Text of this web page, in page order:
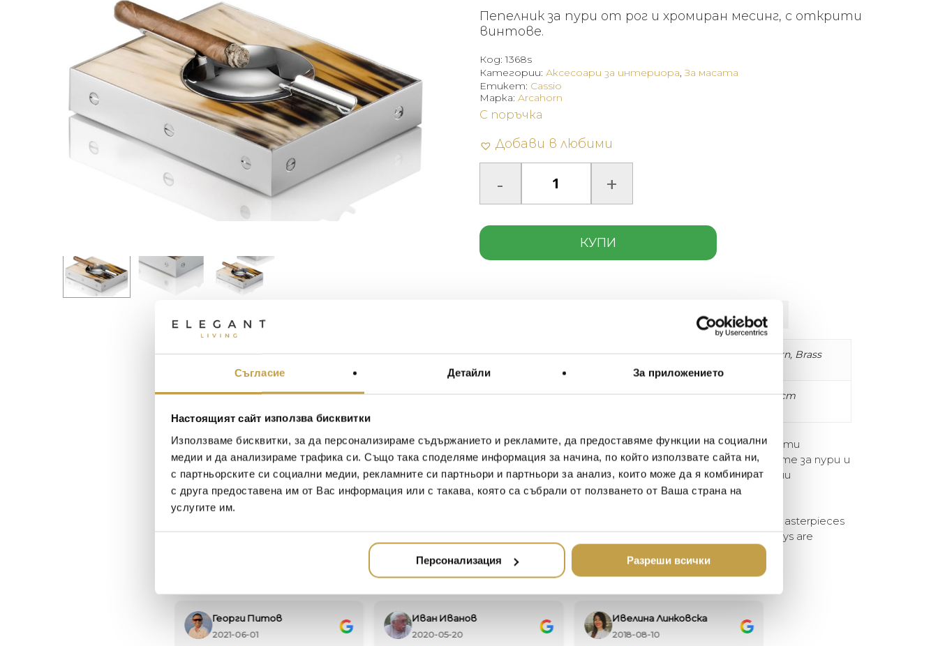
Съгласие Детайли За приложението
Настоящият сайт използва бисквитки
Използваме бисквитки, за да персонализираме съдържанието и рекламите, да предоставяме функции на социални
медии и да анализираме трафика си. Също така споделяме информация за начина, по който използвате сайта ни,
с партньорските си социални медии, рекламните си партньори и партньори за анализ, които може да я комбинират
с друга предоставена им от Вас информация или с такава, която са събрали от ползването от Ваша страна на
услугите им.
Персонализация Разреши всички
Пепелник за пури от рог и хромиран месинг, с открити
винтове.
Код:1368s
Категории: Аксесоари за интериора,За масата
Етикет: Cassio
С поръчка
Добави в любими
КУПИ
Марка: Arcahorn
Допълнителна информация
Материал / Material Рог, месинг / Horn, Brass
Размери / Dimensions 20 x 16 x H3 cm
Пепелник за пури от рог и хромиран месинг, с открити
винтове. Шедьоври с безупречен дизайн, пепелниците за пури и
цигари Cassio са ръчно изработени от рог от опитни
майстори.
Ash tray in horn and chromed brass with exposed screws. Masterpieces
of impeccable design, the Cassio cigar and cigarette ashtrays are
handcrafted from horn by expert artisans.
Георги Питов
2021-06-01
Иван Иванов
2020-05-20
Ивелина Линковска
2018-08-10